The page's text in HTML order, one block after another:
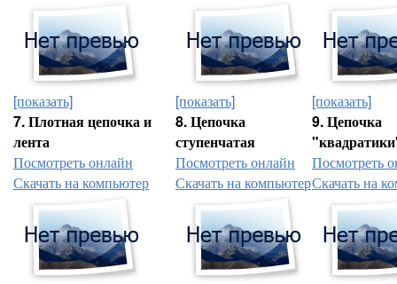
[показать]
7. Плотная цепочка и
лента
Посмотреть онлайн
Скачать на компьютер
[показать]
8. Цепочка
ступенчатая
Посмотреть онлайн
Скачать на компьютер
[показать]
9. Цепочка
Посмотреть
Скачать на